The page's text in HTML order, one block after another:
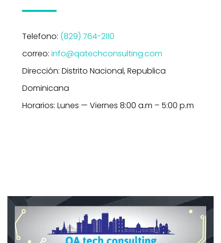
Telefono: (829) 764-2110
correo: info@qatechconsulting.com
Dirección: Distrito Nacional, Republica
Dominicana
Horarios: Lunes — Viernes 8:00 a.m – 5:00 p.m